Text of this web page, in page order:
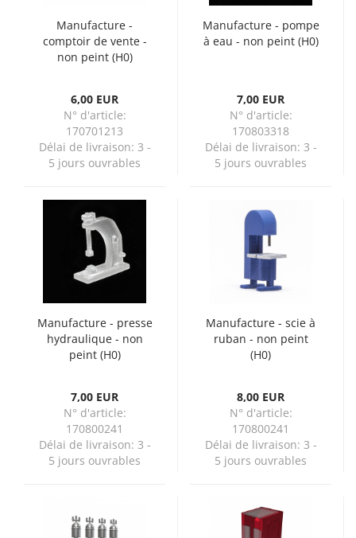
Manufacture -
comptoir de vente -
non peint (H0)
6,00 EUR
N° d'article:
170701213
Délai de livraison: 3 -
5 jours ouvrables
Manufacture - pompe
à eau - non peint (H0)
7,00 EUR
N° d'article:
170803318
Délai de livraison: 3 -
5 jours ouvrables
Manufacture - presse
hydraulique - non
peint (H0)
7,00 EUR
N° d'article:
170800241
Délai de livraison: 3 -
5 jours ouvrables
Manufacture - scie à
ruban - non peint
(H0)
8,00 EUR
N° d'article:
170800241
Délai de livraison: 3 -
5 jours ouvrables